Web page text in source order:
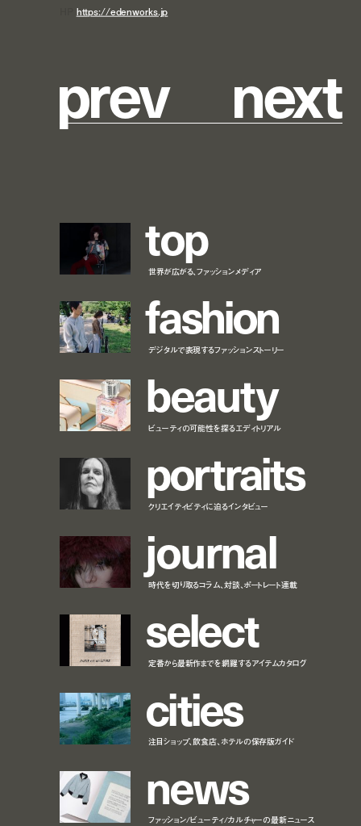
https://edenworks.jp
prev next
top
世界が広がる、ファッションメディア
fashion
デジタルで表現するファッションストーリー
beauty
ビューティの可能性を探るエディトリアル
portraits
クリエイティビティに迫るインタビュー
journal
時代を切り取るコラム、対談、ポートレート連載
select
定番から最新作までを網羅するアイテムカタログ
cities
注目ショップ、飲食店、ホテルの保存版ガイド
news
ファッション/ビューティ/カルチャーの最新ニュース